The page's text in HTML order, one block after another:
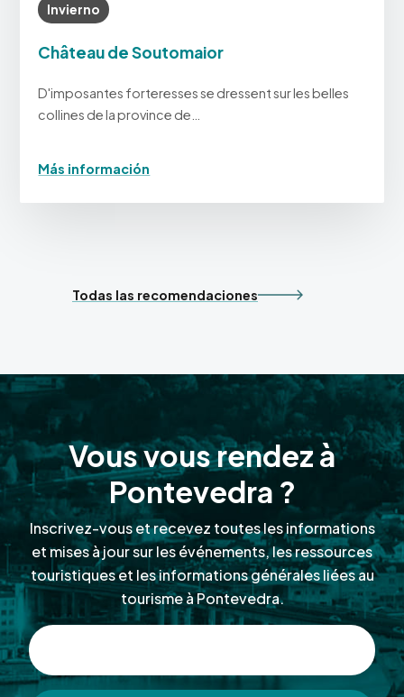
Invierno
Château de Soutomaior
D'imposantes forteresses se dressent sur les belles
collines de la province de…
Más información
Todas las recomendaciones
Vous vous rendez à
Pontevedra ?
Inscrivez-vous et recevez toutes les informations
et mises à jour sur les événements, les ressources
touristiques et les informations générales liées au
tourisme à Pontevedra.